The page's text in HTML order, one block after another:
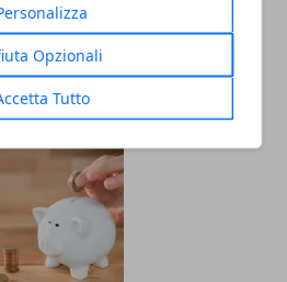
Opzionali
Tutto
parlano di te: idee